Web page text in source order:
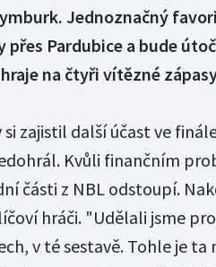
Jednoznačný
přes Pardubice a bude
na čtyři vítězné
si zajistil další účast ve
Kvůli finančním
části z NBL odstoupí.
hráči. "Udělali jsme
v té sestavě. Tohle je